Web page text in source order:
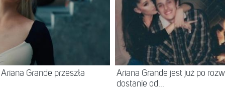
Grande przeszła
Ariana Grande jest już po
dostanie od...